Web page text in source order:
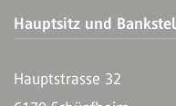
Hauptsitz und
Hauptstrasse 32